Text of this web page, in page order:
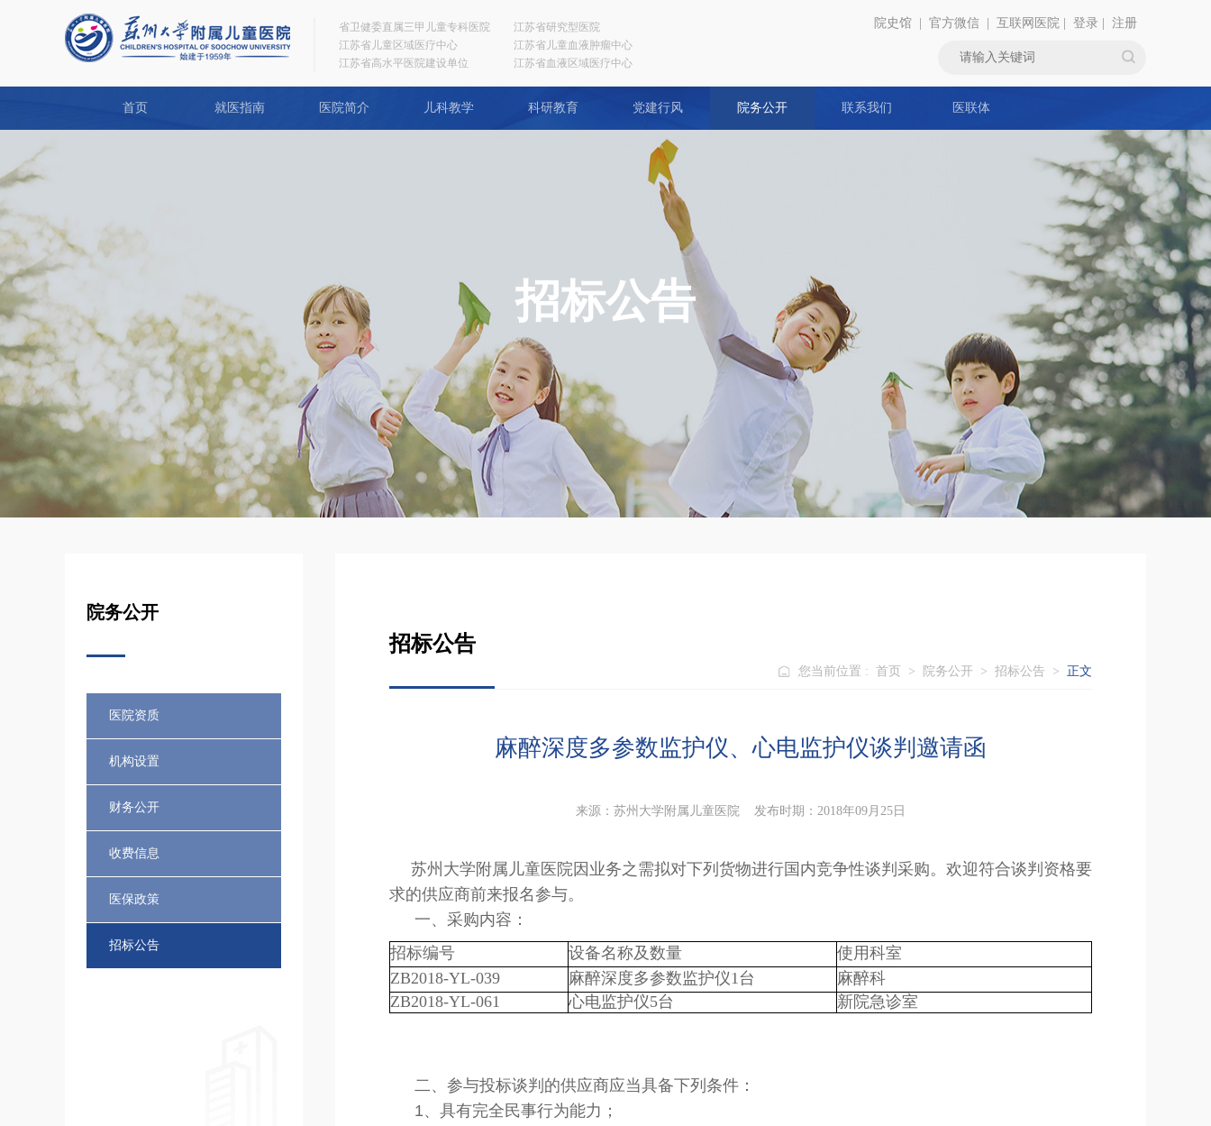
省卫健委直属三甲儿童专科医院
江苏省儿童区域医疗中心
江苏省高水平医院建设单位
江苏省研究型医院
江苏省儿童血液肿瘤中心
江苏省血液区域医疗中心
院史馆 官方微信 互联网医院 登录 注册
首页 就医指南 医院简介 儿科教学 科研教育 党建行风 院务公开 联系我们 医联体
招标公告
院务公开
医院资质
机构设置
财务公开
收费信息
医保政策
招标公告
招标公告
您当前位置 : 首页 > 院务公开 > 招标公告 > 正文
麻醉深度多参数监护仪、心电监护仪谈判邀请函
来源：苏州大学附属儿童医院 发布时期：2018年09月25日
苏州大学附属儿童医院因业务之需拟对下列货物进行国内竞争性谈判采购。欢迎符合谈判资格要
求的供应商前来报名参与。
一、采购内容：
招标编号
设备名称及数量
使用科室
ZB2018-YL-039
麻醉深度多参数监护仪1台
麻醉科
ZB2018-YL-061
心电监护仪5台 新院急诊室
二、参与投标谈判的供应商应当具备下列条件：
1、具有完全民事行为能力；